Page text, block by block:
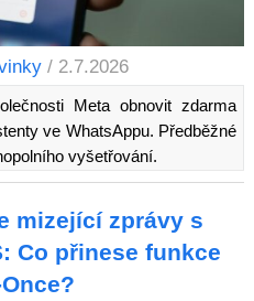
/ 2.7.2026
Meta obnovit zdarma
ve WhatsAppu. Předběžné
vyšetřování.
mizející zprávy s
Co přinese funkce